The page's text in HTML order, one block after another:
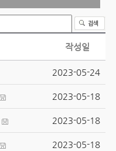
작성일
2023-05-24
2023-05-18
2023-05-18
2023-05-18